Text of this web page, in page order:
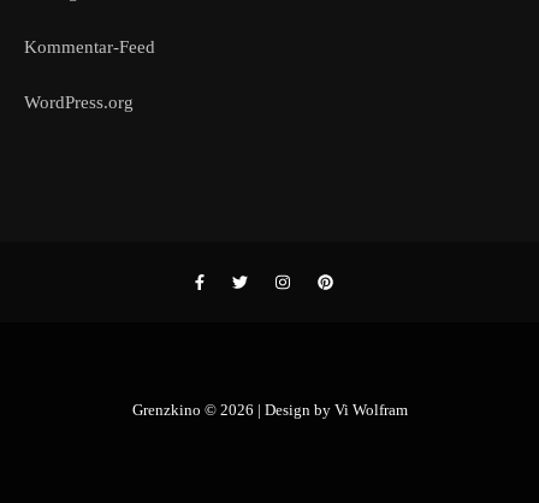
Kommentar-Feed
WordPress.org
Grenzkino © 2026 | Design by Vi Wolfram